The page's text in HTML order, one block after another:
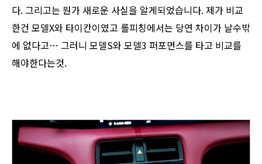
다. 그리고는 뭔가 새로운 사실을 알게되었습니다. 제가 비교
한건 모델X와 타이칸이였고 롤피칭에서는 당연 차이가 날수밖
에 없다고… 그러니 모델S와 모델3 퍼포먼스를 타고 비교를
해야한다는것.